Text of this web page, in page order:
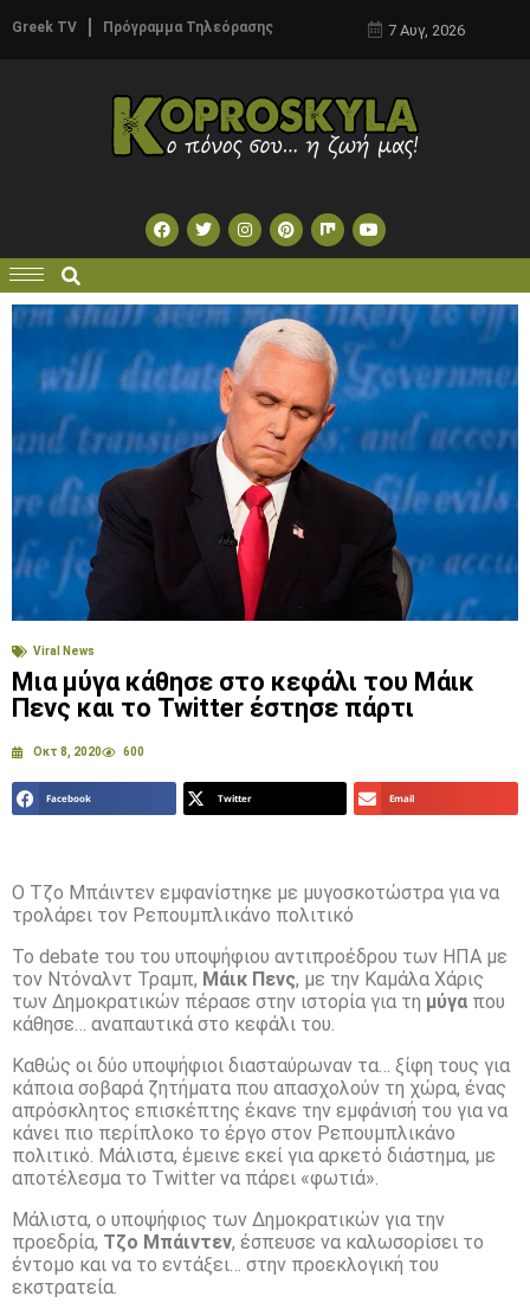
Greek TV Πρόγραμμα Τηλεόρασης 7 Αυγ, 2026
Viral News
Μια μύγα κάθησε στο κεφάλι του Μάικ
Πενς και το Twitter έστησε πάρτι
Οκτ 8, 2020 600
Facebook Twitter Email
Ο Τζο Μπάιντεν εμφανίστηκε με μυγοσκοτώστρα για να
τρολάρει τον Ρεπουμπλικάνο πολιτικό
Το debate του του υποψήφιου αντιπροέδρου των ΗΠΑ με
τον Ντόναλντ Τραμπ, Μάικ Πενς, με την Καμάλα Χάρις
των Δημοκρατικών πέρασε στην ιστορία για τη μύγα που
κάθησε… αναπαυτικά στο κεφάλι του.
Καθώς οι δύο υποψήφιοι διασταύρωναν τα… ξίφη τους για
κάποια σοβαρά ζητήματα που απασχολούν τη χώρα, ένας
απρόσκλητος επισκέπτης έκανε την εμφάνισή του για να
κάνει πιο περίπλοκο το έργο στον Ρεπουμπλικάνο
πολιτικό. Μάλιστα, έμεινε εκεί για αρκετό διάστημα, με
αποτέλεσμα το Twitter να πάρει «φωτιά».
Μάλιστα, ο υποψήφιος των Δημοκρατικών για την
προεδρία, Τζο Μπάιντεν, έσπευσε να καλωσορίσει το
έντομο και να το εντάξει… στην προεκλογική του
εκστρατεία.